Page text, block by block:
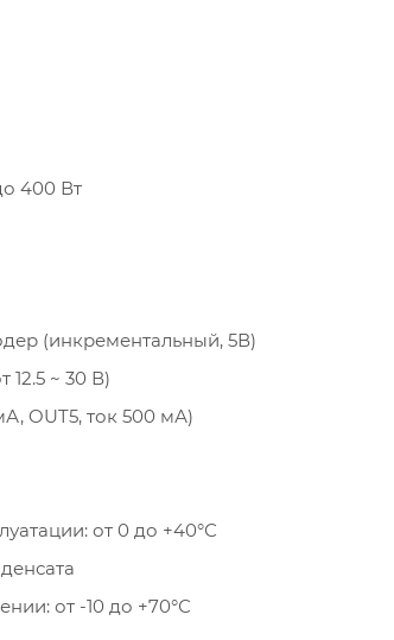
400 Вт
(инкрементальный, 5В)
12.5 ~ 30 В)
OUT5, ток 500 мА)
от 0 до +40°С
от -10 до +70°С